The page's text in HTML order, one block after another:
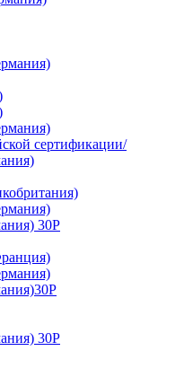
сертификации/
30Р
30Р